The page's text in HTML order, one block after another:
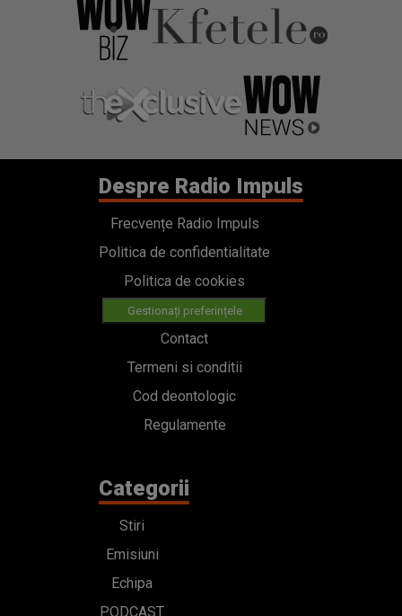
Despre Radio Impuls
Frecvențe Radio Impuls
Politica de confidentialitate
Politica de cookies
Gestionați preferințele
Contact
Termeni si conditii
Cod deontologic
Regulamente
Categorii
Stiri
Emisiuni
Echipa
PODCAST